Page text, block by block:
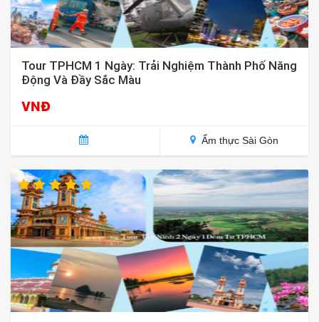
Tour TPHCM 1 Ngày: Trải Nghiệm Thành Phố Năng
Động Và Đầy Sắc Màu
VNĐ
Ẩm thực Sài Gòn